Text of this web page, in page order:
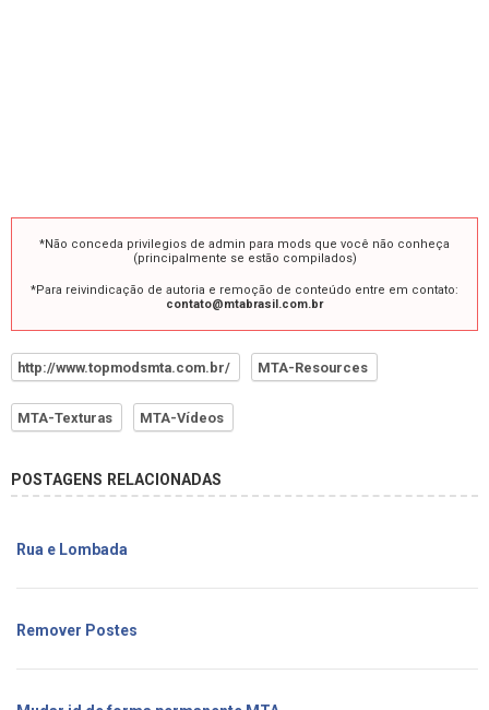
*Não conceda privilegios de admin para mods que você não conheça
(principalmente se estão compilados)
*Para reivindicação de autoria e remoção de conteúdo entre em contato:
contato@mtabrasil.com.br
http://www.topmodsmta.com.br/ MTA-Resources
MTA-Texturas MTA-Vídeos
POSTAGENS RELACIONADAS
Rua e Lombada
Remover Postes